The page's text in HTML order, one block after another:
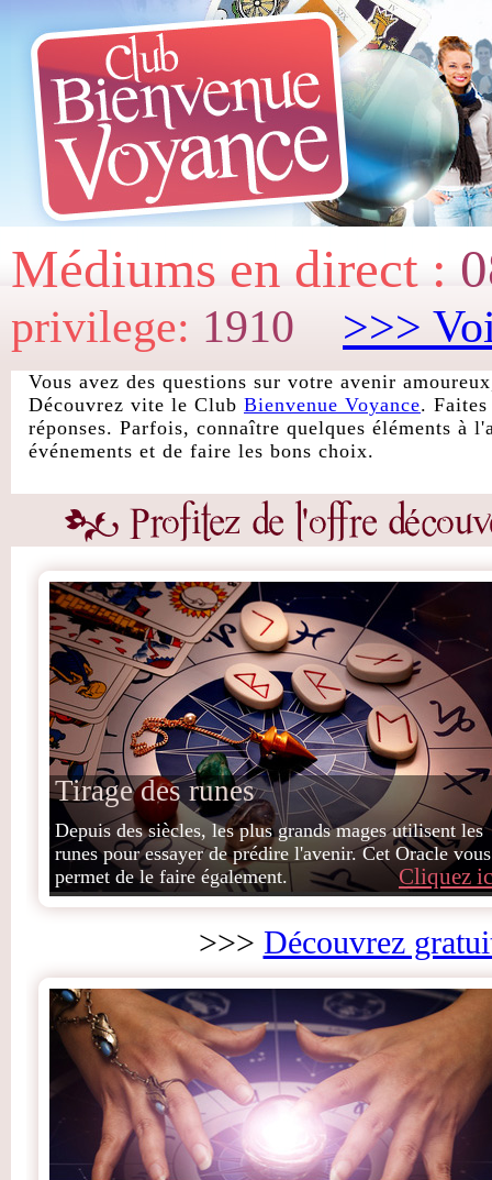
Médiums en direct :
privilege: 1910 >>>
Vous avez des questions sur votre avenir
Découvrez vite le Club Bienvenue Voyance.
réponses. Parfois, connaître quelques éléments à
événements et de faire les bons choix.
Tirage des runes
Cliquez
Depuis des siècles, les plus grands mages utilisent les
runes pour essayer de prédire l'avenir. Cet Oracle vous
permet de le faire également.
>>> Découvrez